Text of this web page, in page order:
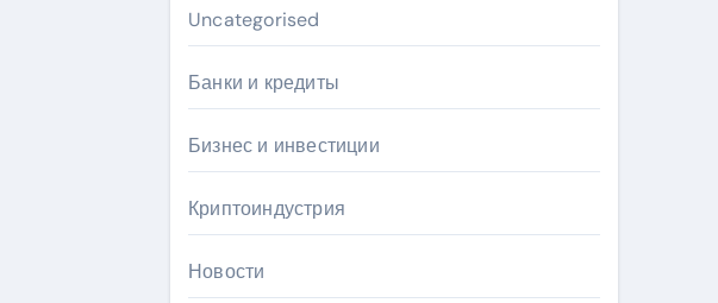
Uncategorised
Банки и кредиты
Бизнес и инвестиции
Криптоиндустрия
Новости